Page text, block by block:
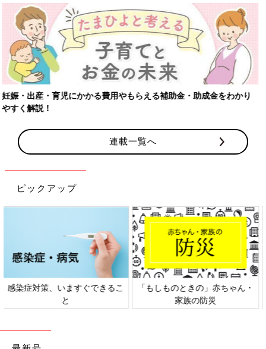
【ワクチン接種できるものも】妊婦の感染症対策、知っておいて！
連載一覧へ
ピックアップ
日本外来小児科学会リーフレッ
ト検討会
六星占術 細木かおりさんの人生
相談